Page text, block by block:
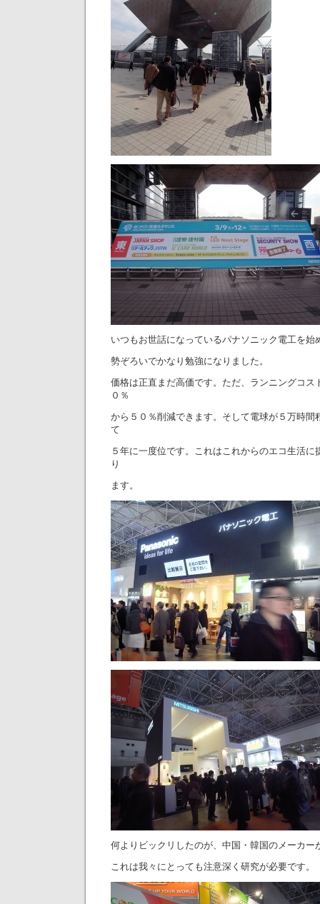
いつもお世話になっているパナソニック電工を始
勢ぞろいでかなり勉強になりました。
価格は正直まだ高価です。ただ、ランニングコス
０％
から５０％削減できます。そして電球が５万時間
て
５年に一度位です。これはこれからのエコ生活に
り
ます。
何よりビックリしたのが、中国・韓国のメーカー
これは我々にとっても注意深く研究が必要です。